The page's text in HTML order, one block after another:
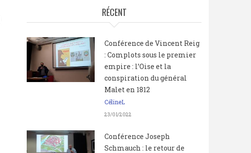
RÉCENT
Conférence de Vincent Reig
: Complots sous le premier
empire : l’Oise et la
conspiration du général
Malet en 1812
CélineL
23/01/2022
Conférence Joseph
Schmauch : le retour de